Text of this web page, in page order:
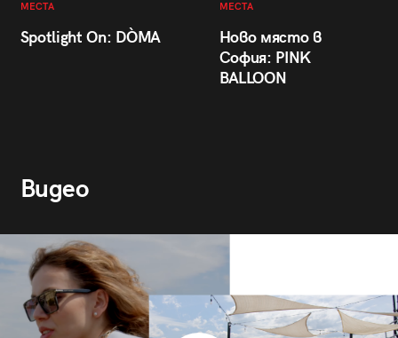
МЕСТА
Spotlight On: DÒMA
МЕСТА
Ново място в
София: PINK
BALLOON
Видео